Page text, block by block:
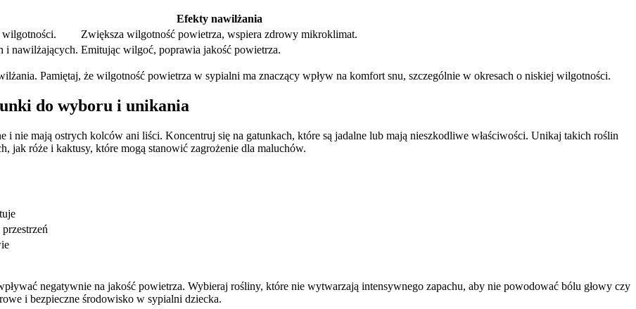
Efekty nawilżania
wilgotności.
Zwiększa wilgotność powietrza, wspiera zdrowy mikroklimat.
i nawilżających. Emitując wilgoć, poprawia jakość powietrza.
Pamiętaj, że wilgotność powietrza w sypialni ma znaczący wpływ na komfort snu, szczególnie w okresach o niskiej wilgotności.
do wyboru i unikania
i nie mają ostrych kolców ani liści. Koncentruj się na gatunkach, które są jadalne lub mają nieszkodliwe właściwości. Unikaj takich roślin
jak róże i kaktusy, które mogą stanowić zagrożenie dla maluchów.
negatywnie na jakość powietrza. Wybieraj rośliny, które nie wytwarzają intensywnego zapachu, aby nie powodować bólu głowy czy
i bezpieczne środowisko w sypialni dziecka.